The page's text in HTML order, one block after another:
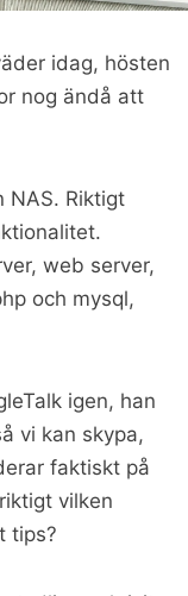
idag, hösten
nog ändå att
NAS. Riktigt
web server,
och mysql,
igen, han
vi kan skypa,
faktiskt på
vilken
tips?